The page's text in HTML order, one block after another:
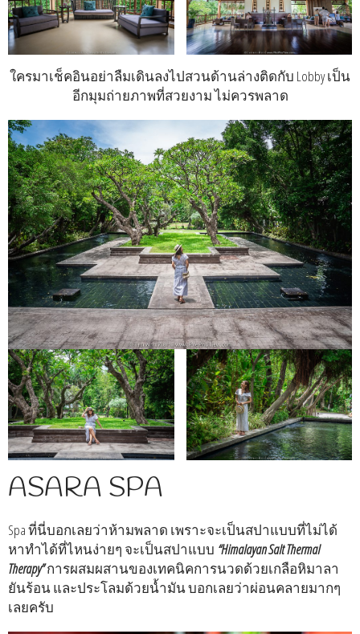
ใครมาเช็คอินอย่าลืมเดินลงไปสวนด้านล่างติดกับ Lobby เป็น
อีกมุมถ่ายภาพที่สวยงาม ไม่ควรพลาด
ASARA SPA
Spa ที่นี่บอกเลยว่าห้ามพลาด เพราะจะเป็นสปาแบบที่ไม่ได้
หาทำได้ที่ไหนง่ายๆ จะเป็นสปาแบบ “Himalayan Salt Thermal
Therapy”การผสมผสานของเทคนิคการนวดด้วยเกลือหิมาลา
ยันร้อน และประโลมด้วยน้ำมัน บอกเลยว่าผ่อนคลายมากๆ
เลยครับ